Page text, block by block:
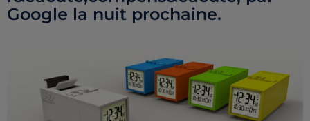
Google la nuit prochaine.